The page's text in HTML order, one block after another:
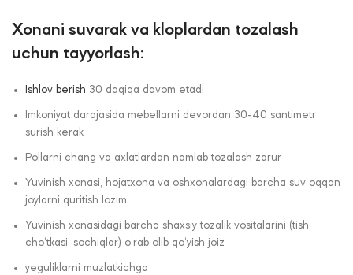
Xonani suvarak va kloplardan tozalash
uchun tayyorlash:
Ishlov berish 30 daqiqa davom etadi
Imkoniyat darajasida mebellarni devordan 30-40 santimetr
surish kerak
Pollarni chang va axlatlardan namlab tozalash zarur
Yuvinish xonasi, hojatxona va oshxonalardagi barcha suv oqqan
joylarni quritish lozim
Yuvinish xonasidagi barcha shaxsiy tozalik vositalarini (tish
cho‘tkasi, sochiqlar) o‘rab olib qo‘yish joiz
yeguliklarni muzlatkichga